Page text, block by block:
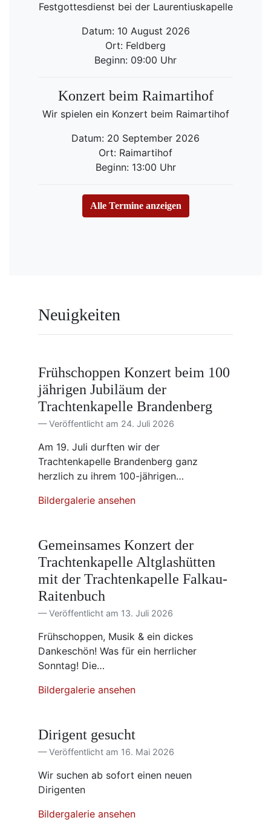
Festgottesdienst bei der Laurentiuskapelle
Datum: 10 August 2026
Ort: Feldberg
Beginn: 09:00 Uhr
Konzert beim Raimartihof
Wir spielen ein Konzert beim Raimartihof
Datum: 20 September 2026
Ort: Raimartihof
Beginn: 13:00 Uhr
Alle Termine anzeigen
Neuigkeiten
Frühschoppen Konzert beim 100
jährigen Jubiläum der
Trachtenkapelle Brandenberg
Veröffentlicht am 24. Juli 2026
Am 19. Juli durften wir der
Trachtenkapelle Brandenberg ganz
herzlich zu ihrem 100-jährigen…
Bildergalerie ansehen
Gemeinsames Konzert der
Trachtenkapelle Altglashütten
mit der Trachtenkapelle Falkau-
Raitenbuch
Veröffentlicht am 13. Juli 2026
Frühschoppen, Musik & ein dickes
Dankeschön! Was für ein herrlicher
Sonntag! Die…
Bildergalerie ansehen
Dirigent gesucht
Veröffentlicht am 16. Mai 2026
Wir suchen ab sofort einen neuen
Dirigenten
Bildergalerie ansehen